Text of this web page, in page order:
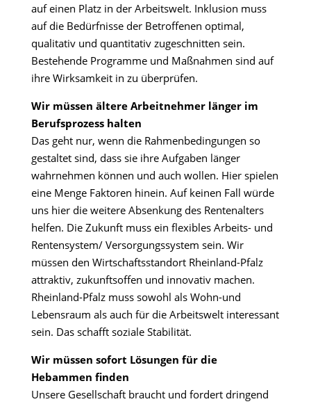
auf einen Platz in der Arbeitswelt. Inklusion muss
auf die Bedürfnisse der Betroffenen optimal,
qualitativ und quantitativ zugeschnitten sein.
Bestehende Programme und Maßnahmen sind auf
ihre Wirksamkeit in zu überprüfen.
Wir müssen ältere Arbeitnehmer länger im
Berufsprozess halten
Das geht nur, wenn die Rahmenbedingungen so
gestaltet sind, dass sie ihre Aufgaben länger
wahrnehmen können und auch wollen. Hier spielen
eine Menge Faktoren hinein. Auf keinen Fall würde
uns hier die weitere Absenkung des Rentenalters
helfen. Die Zukunft muss ein flexibles Arbeits- und
Rentensystem/ Versorgungssystem sein. Wir
müssen den Wirtschaftsstandort Rheinland-Pfalz
attraktiv, zukunftsoffen und innovativ machen.
Rheinland-Pfalz muss sowohl als Wohn-und
Lebensraum als auch für die Arbeitswelt interessant
sein. Das schafft soziale Stabilität.
Wir müssen sofort Lösungen für die
Hebammen finden
Unsere Gesellschaft braucht und fordert dringend